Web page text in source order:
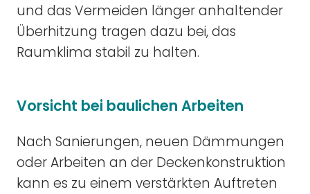
und das Vermeiden länger anhaltender
Überhitzung tragen dazu bei, das
Raumklima stabil zu halten.
Vorsicht bei baulichen Arbeiten
Nach Sanierungen, neuen Dämmungen
oder Arbeiten an der Deckenkonstruktion
kann es zu einem verstärkten Auftreten